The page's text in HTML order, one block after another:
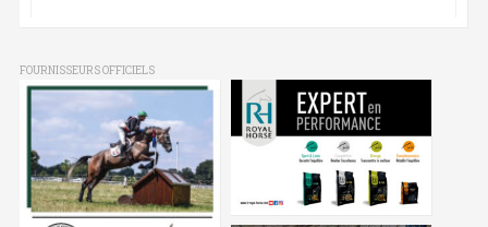
FOURNISSEURS OFFICIELS